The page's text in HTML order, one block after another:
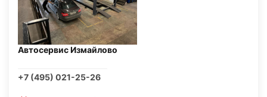
Автосервис Измайлово
+7 (495) 021-25-26